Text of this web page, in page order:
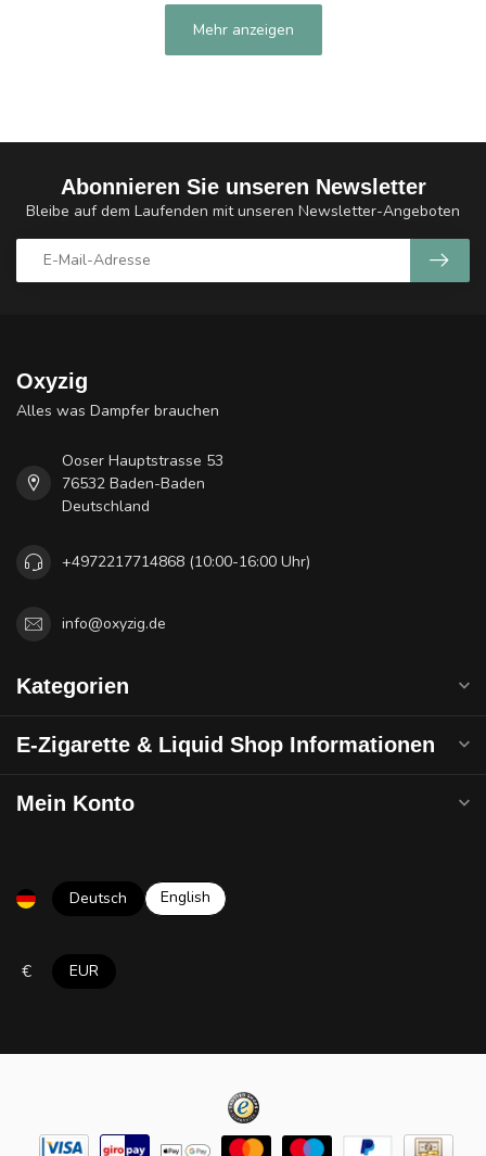
Mehr anzeigen
Abonnieren Sie unseren Newsletter
Bleibe auf dem Laufenden mit unseren Newsletter-Angeboten
Oxyzig
Alles was Dampfer brauchen
Ooser Hauptstrasse 53
76532 Baden-Baden
Deutschland
+4972217714868 (10:00-16:00 Uhr)
info@oxyzig.de
Kategorien
E-Zigarette & Liquid Shop Informationen
Mein Konto
Deutsch English
€ EUR